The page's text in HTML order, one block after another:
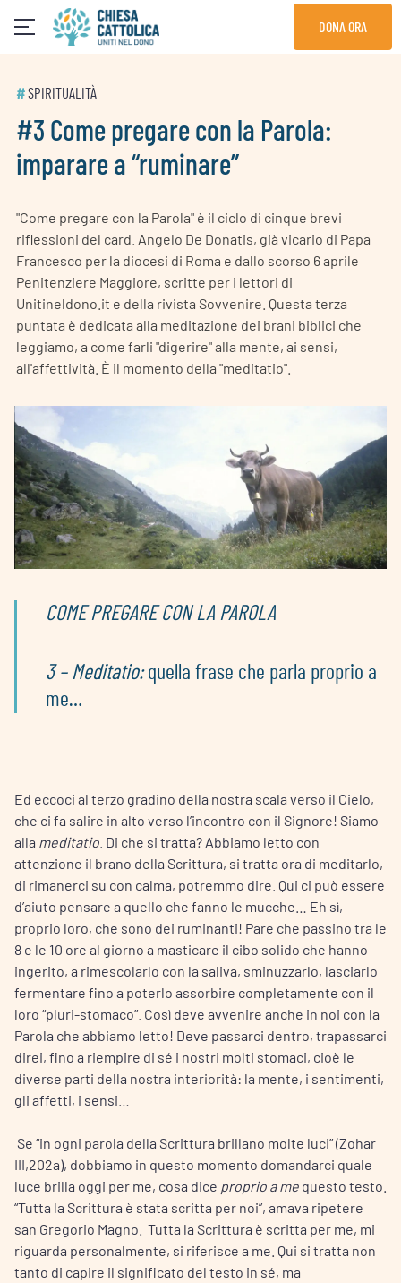
DONA ORA
#SPIRITUALITÀ
#3 Come pregare con la Parola:
imparare a “ruminare”
"Come pregare con la Parola" è il ciclo di cinque brevi
riflessioni del card. Angelo De Donatis, già vicario di Papa
Francesco per la diocesi di Roma e dallo scorso 6 aprile
Penitenziere Maggiore, scritte per i lettori di
Unitineldono.it e della rivista Sovvenire. Questa terza
puntata è dedicata alla meditazione dei brani biblici che
leggiamo, a come farli "digerire" alla mente, ai sensi,
all'affettività. È il momento della "meditatio".
COME PREGARE CON LA PAROLA
3 – Meditatio:quella frase che parla proprio a
me…
Ed eccoci al terzo gradino della nostra scala verso il Cielo,
che ci fa salire in alto verso l’incontro con il Signore! Siamo
alla meditatio . Di che si tratta? Abbiamo letto con
attenzione il brano della Scrittura, si tratta ora di meditarlo,
di rimanerci su con calma, potremmo dire. Qui ci può essere
d’aiuto pensare a quello che fanno le mucche… Eh sì,
proprio loro, che sono dei ruminanti! Pare che passino tra le
8 e le 10 ore al giorno a masticare il cibo solido che hanno
ingerito, a rimescolarlo con la saliva, sminuzzarlo, lasciarlo
fermentare fino a poterlo assorbire completamente con il
loro “pluri-stomaco”. Così deve avvenire anche in noi con la
Parola che abbiamo letto! Deve passarci dentro, trapassarci
direi, fino a riempire di sé i nostri molti stomaci, cioè le
diverse parti della nostra interiorità: la mente, i sentimenti,
gli affetti, i sensi…
Se “in ogni parola della Scrittura brillano molte luci” (Zohar
III,202a), dobbiamo in questo momento domandarci quale
luce brilla oggi per me, cosa dice proprio a me questo testo.
“Tutta la Scrittura è stata scritta per noi”, amava ripetere
san Gregorio Magno. Tutta la Scrittura è scritta per me, mi
riguarda personalmente, si riferisce a me. Qui si tratta non
tanto di capire il significato del testo in sé, ma